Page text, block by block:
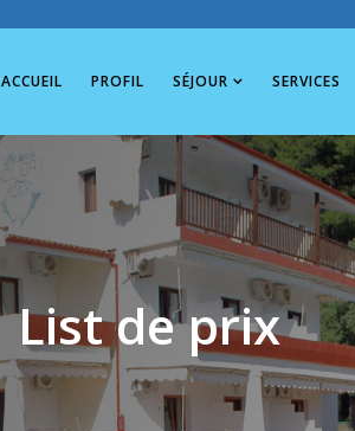
ACCUEIL PROFIL SÉJOUR SERVICES
List de prix